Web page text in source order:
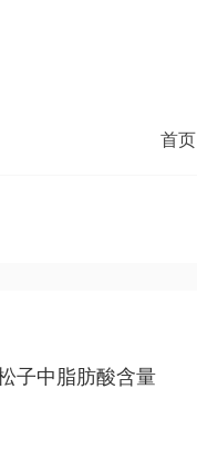
首页
子中脂肪酸含量